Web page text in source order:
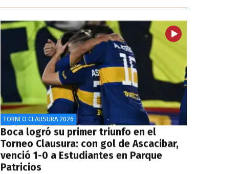
TORNEO CLAUSURA 2026
Boca logró su primer triunfo en el
Torneo Clausura: con gol de Ascacibar,
venció 1-0 a Estudiantes en Parque
Patricios